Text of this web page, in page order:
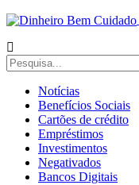
Notícias
Benefícios Sociais
Cartões de crédito
Empréstimos
Investimentos
Negativados
Bancos Digitais